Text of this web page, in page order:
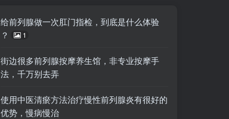
给前列腺做一次肛门指检，到底是什么体验
？
1
街边很多前列腺按摩养生馆，非专业按摩手
法，千万别去弄
使用中医清瘀方法治疗慢性前列腺炎有很好的
优势，慢病慢治